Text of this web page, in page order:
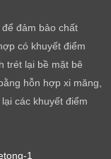
đảm bảo chất
có khuyết điểm
trét lại bề mặt bê
hỗn hợp xi măng,
các khuyết điểm